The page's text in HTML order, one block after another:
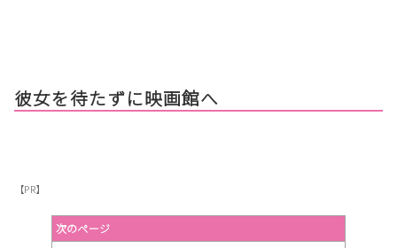
彼女を待たずに映画館へ
【PR】
次のページ